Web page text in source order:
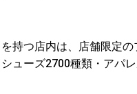
持つ店内は、店舗限定
ューズ2700種類・アパ